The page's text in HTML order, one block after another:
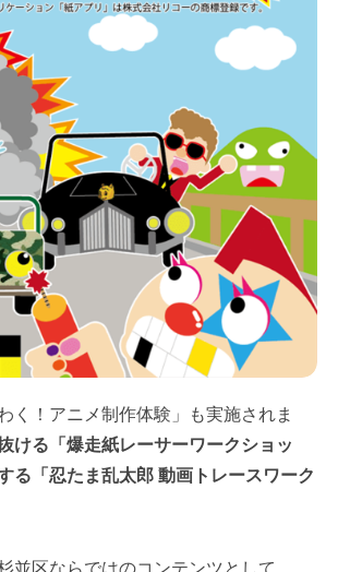
く！アニメ制作体験」も実施されま
ける「爆走紙レーサーワークショッ
る「忍たま乱太郎 動画トレースワーク